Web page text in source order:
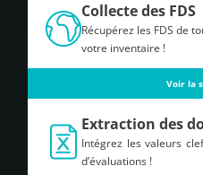
Collecte des FDS
Récupérez les FDS de
votre inventaire !
Voir la
Extraction des
Intégrez les valeurs
d’évaluations !